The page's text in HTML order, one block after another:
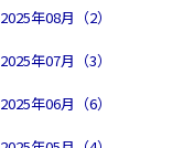
2025年08月（2）
2025年07月（3）
2025年06月（6）